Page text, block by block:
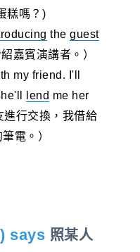
糕嗎？)
the guest
嘉賓演講者。）
my friend. I'll
lend me her
進行交換，我借給
電。）
says 照某人